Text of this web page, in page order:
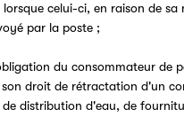
celui-ci, en raison de sa
par la poste ;
du consommateur de
son droit de rétractation d'un
de distribution d'eau, de